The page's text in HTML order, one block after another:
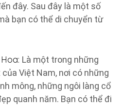
đây. Sau đây là một số
bạn có thể di chuyển từ
Là một trong những
Việt Nam, nơi có những
mông, những ngôi làng cổ
quanh năm. Bạn có thể đi